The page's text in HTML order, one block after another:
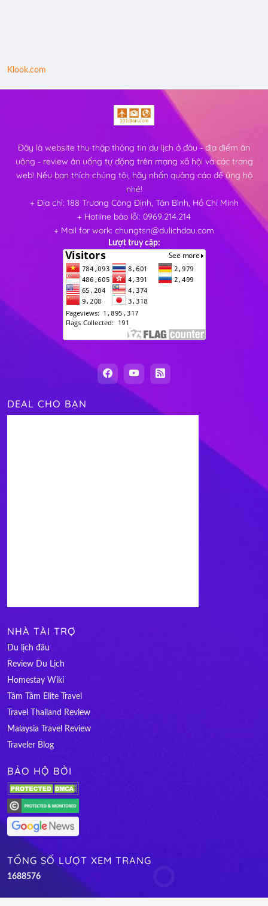
Klook.com
Đây là website thu thập thông tin du lịch ở đâu - địa điểm ăn
uông - review ăn uống tự động trên mạng xã hội và các trang
web! Nếu bạn thích chúng tôi, hãy nhấn quảng cáo để ủng hộ
nhé!
+ Địa chỉ: 188 Trương Công Định, Tân Bình, Hồ Chí Minh
+ Hotline báo lỗi: 0969.214.214
+ Mail for work: chungtsn@dulichdau.com
Lượt truy cập:
DEAL CHO BẠN
NHÀ TÀI TRỢ
Du lịch đâu
Review Du Lịch
Homestay Wiki
Tâm Tâm Elite Travel
Travel Thailand Review
Malaysia Travel Review
Traveler Blog
BẢO HỘ BỞI
TỔNG SỐ LƯỢT XEM TRANG
1688576